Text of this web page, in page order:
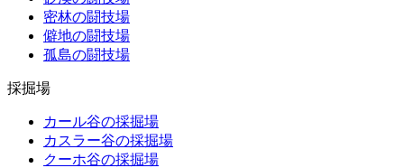
密林の闘技場
僻地の闘技場
孤島の闘技場
採掘場
カール谷の採掘場
カスラー谷の採掘場
クーホ谷の採掘場